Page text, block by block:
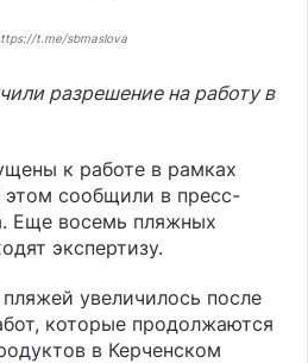
t.me/sbmaslova
разрешение на работу в
к работе в рамках
этом сообщили в пресс-
Еще восемь пляжных
экспертизу.
увеличилось после
которые продолжаются
в Керченском